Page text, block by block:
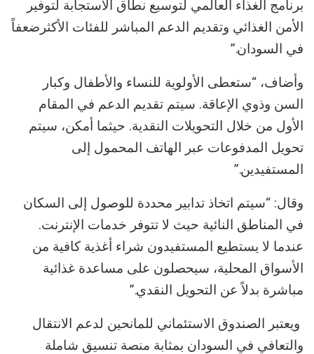
برنامج الغذاء العالمي لتوسيع نطاق الاستجابة لتوفير
الأمن الغذائي وتقديم الدعم المباشر للفئات الأكثرضعفاً
في السودان.”
وأضاف، “ستعطى الأولوية للنساء والأطفال وكبار
السن وذوي الإعاقة. سيتم تقديم الدعم في المقام
الأول من خلال التحويلات النقدية. حيثما أمكن، سيتم
تحويل المدفوعات عبر الهاتف المحمول إلى
المستفيدين.”
وقال: “سيتم اتخاذ تدابير محددة للوصول إلى السكان
في المناطق النائية حيث لا تتوفر خدمات الإنترنت.
عندما لا يستطيع المستفيدون شراء أغذية كافية من
الأسواق المحلية، سيحصلون على مساعدة غذائية
مباشرة بدلاً عن التحويل النقدي.”
ويعتبر الصندوق الاستئماني للمانحين لدعم الانتقال
والتعافي في السودان بمثابة منصة تنسيق شاملة